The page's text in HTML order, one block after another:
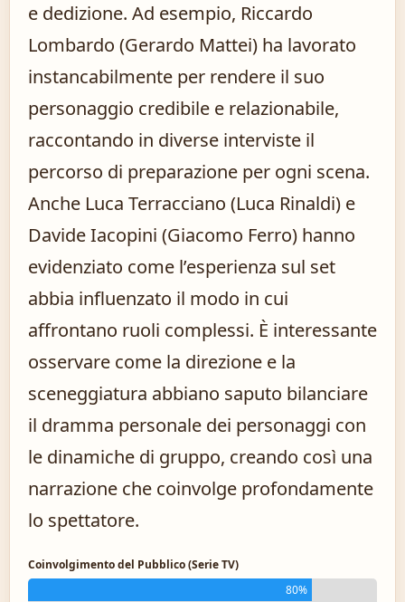
e dedizione. Ad esempio, Riccardo
Lombardo (Gerardo Mattei) ha lavorato
instancabilmente per rendere il suo
personaggio credibile e relazionabile,
raccontando in diverse interviste il
percorso di preparazione per ogni scena.
Anche Luca Terracciano (Luca Rinaldi) e
Davide Iacopini (Giacomo Ferro) hanno
evidenziato come l’esperienza sul set
abbia influenzato il modo in cui
affrontano ruoli complessi. È interessante
osservare come la direzione e la
sceneggiatura abbiano saputo bilanciare
il dramma personale dei personaggi con
le dinamiche di gruppo, creando così una
narrazione che coinvolge profondamente
lo spettatore.
Coinvolgimento del Pubblico (Serie TV)
80%